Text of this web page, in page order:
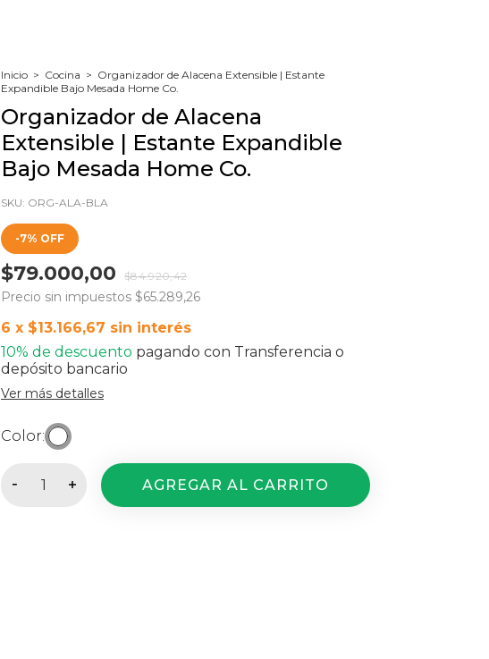
Inicio > Cocina > Organizador de Alacena Extensible | Estante
Expandible Bajo Mesada Home Co.
Organizador de Alacena
Extensible | Estante Expandible
Bajo Mesada Home Co.
SKU: ORG-ALA-BLA
-7% OFF
$79.000,00 $84.920,42
Precio sin impuestos $65.289,26
6 x $13.166,67 sin interés
10% de descuento pagando con Transferencia o
depósito bancario
Ver más detalles
Color: